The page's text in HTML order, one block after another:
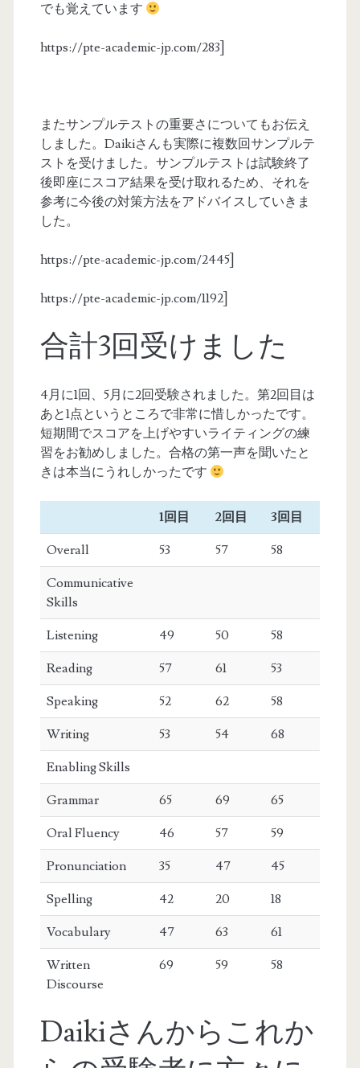
でも覚えています
https://pte-academic-jp.com/283]
またサンプルテストの重要さについてもお伝え
しました。Daikiさんも実際に複数回サンプルテ
ストを受けました。サンプルテストは試験終了
後即座にスコア結果を受け取れるため、それを
参考に今後の対策方法をアドバイスしていきま
した。
https://pte-academic-jp.com/2445]
https://pte-academic-jp.com/1192]
合計3回受けました
4月に1回、5月に2回受験されました。第2回目は
あと1点というところで非常に惜しかったです。
短期間でスコアを上げやすいライティングの練
習をお勧めしました。合格の第一声を聞いたと
きは本当にうれしかったです
1回目 2回目 3回目
Overall 53 57 58
Communicative
Skills
Listening 49 50 58
Reading 57 61 53
Speaking 52 62 58
Writing 53 54 68
Enabling Skills
Grammar 65 69 65
Oral Fluency 46 57 59
Pronunciation 35 47 45
Spelling 42 20 18
Vocabulary 47 63 61
Written
Discourse
69 59 58
Daikiさんからこれか